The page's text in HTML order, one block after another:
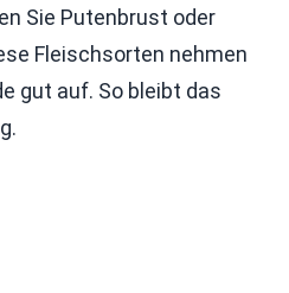
Sie Putenbrust oder
Fleischsorten nehmen
gut auf. So bleibt das